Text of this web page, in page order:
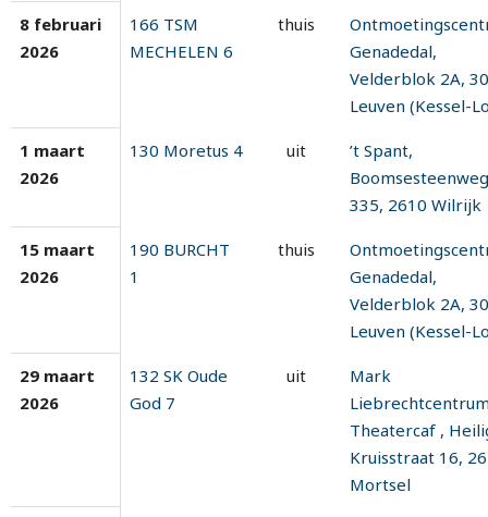
8 februari
2026
166 TSM
MECHELEN 6
thuis
Genadedal,
Velderblok 2A,
Leuven (Kessel-
1 maart
2026
130 Moretus 4 uit
’t Spant,
Boomsesteenweg
335, 2610 Wilrijk
15 maart
2026
190 BURCHT
1
thuis
Genadedal,
Velderblok 2A,
Leuven (Kessel-
29 maart
2026
132 SK Oude
God 7
uit
Mark
Theatercaf ,
Kruisstraat 16,
Mortsel